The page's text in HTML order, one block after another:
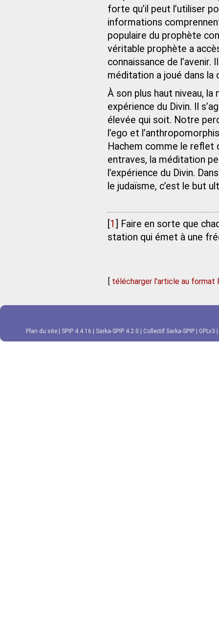
forte qu’il peut l’utiliser
informations
populaire du prophète
véritable prophète a
connaissance de
méditation a joué dans la
À son plus haut niveau,
expérience du Divin. Il
élevée qui soit. Notre
l’ego et
Hachem comme le reflet
entraves, la méditation
l’expérience du Divin.
le judaïsme, c’est le but
1
Faire en sorte que
station qui émet à une
[ télécharger l'article au format
Plan du site SPIP 4.4.16 Sarka-SPIP 4.2.0 Collectif Sarka-SPIP GPLv3